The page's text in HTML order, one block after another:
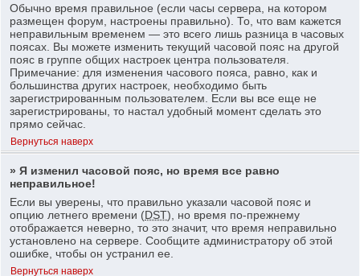
Обычно время правильное (если часы сервера, на котором
размещен форум, настроены правильно). То, что вам кажется
неправильным временем — это всего лишь разница в часовых
поясах. Вы можете изменить текущий часовой пояс на другой
пояс в группе общих настроек центра пользователя.
Примечание: для изменения часового пояса, равно, как и
большинства других настроек, необходимо быть
зарегистрированным пользователем. Если вы все еще не
зарегистрированы, то настал удобный момент сделать это
прямо сейчас.
Вернуться наверх
» Я изменил часовой пояс, но время все равно
неправильное!
Если вы уверены, что правильно указали часовой пояс и
опцию летнего времени (DST), но время по-прежнему
отображается неверно, то это значит, что время неправильно
установлено на сервере. Сообщите администратору об этой
ошибке, чтобы он устранил ее.
Вернуться наверх